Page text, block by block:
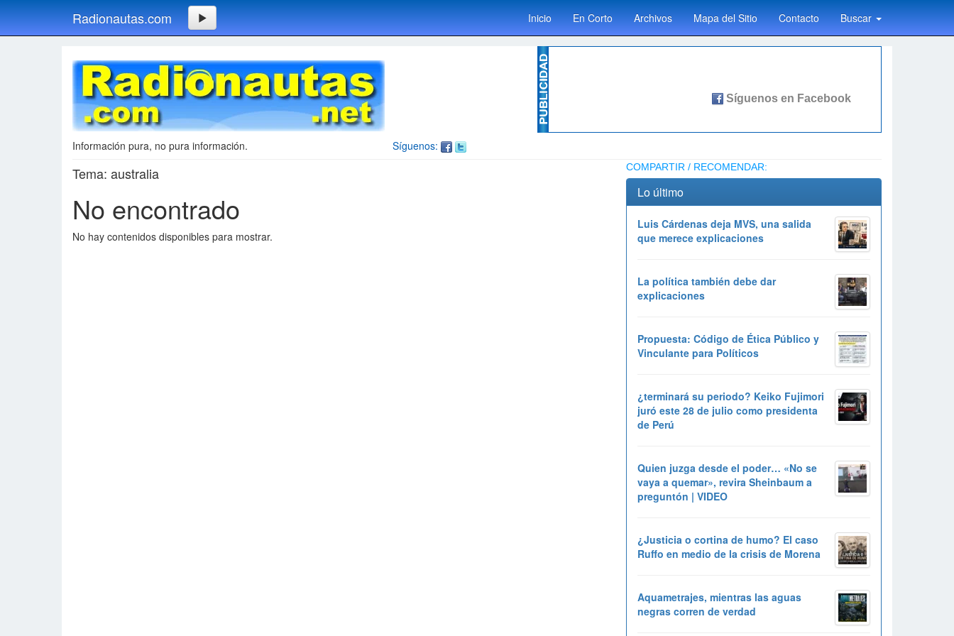
Radionautas.com Inicio En Corto Archivos Mapa del Sitio Contacto Buscar
Síguenos:
Información pura, no pura información.
Tema: australia
No encontrado
No hay contenidos disponibles para mostrar.
COMPARTIR / RECOMENDAR:
Lo último
Luis Cárdenas deja MVS, una salida
que merece explicaciones
La política también debe dar
explicaciones
Propuesta: Código de Ética Público y
Vinculante para Políticos
¿terminará su periodo? Keiko Fujimori
juró este 28 de julio como presidenta
de Perú
Quien juzga desde el poder… «No se
vaya a quemar», revira Sheinbaum a
preguntón | VIDEO
¿Justicia o cortina de humo? El caso
Ruffo en medio de la crisis de Morena
Aquametrajes, mientras las aguas
negras corren de verdad